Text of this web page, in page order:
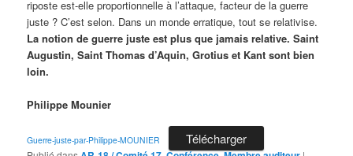
riposte est-elle proportionnelle à l’attaque, facteur de la guerre
juste ? C’est selon. Dans un monde erratique, tout se relativise.
La notion de guerre juste est plus que jamais relative. Saint
Augustin, Saint Thomas d’Aquin, Grotius et Kant sont bien
loin.
Philippe Mounier
Guerre-juste-par-Philippe-MOUNIER Télécharger